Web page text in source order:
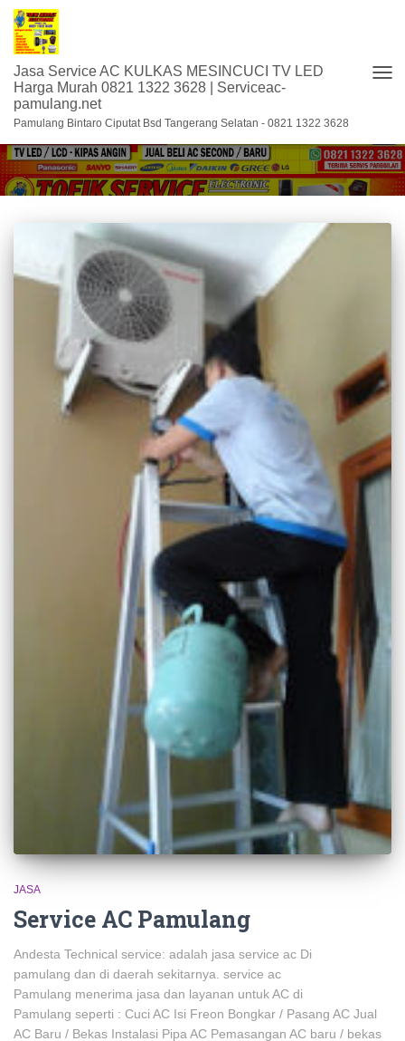
Jasa Service AC KULKAS MESINCUCI TV LED
Harga Murah 0821 1322 3628 | Serviceac-
pamulang.net
Pamulang Bintaro Ciputat Bsd Tangerang Selatan - 0821 1322 3628
service AC Denpo di pamulang
JASA
Service AC Pamulang
Andesta Technical service: adalah jasa service ac Di
pamulang dan di daerah sekitarnya. service ac
Pamulang menerima jasa dan layanan untuk AC di
Pamulang seperti : Cuci AC Isi Freon Bongkar / Pasang AC Jual
AC Baru / Bekas Instalasi Pipa AC Pemasangan AC baru / bekas